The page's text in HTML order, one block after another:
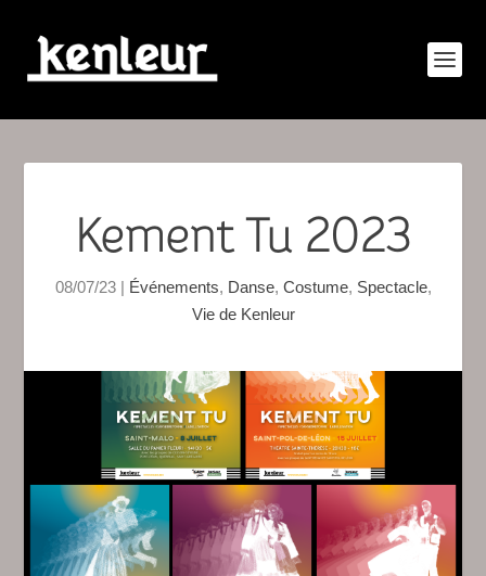
Kement Tu 2023
08/07/23| Événements, Danse, Costume, Spectacle,
Vie de Kenleur